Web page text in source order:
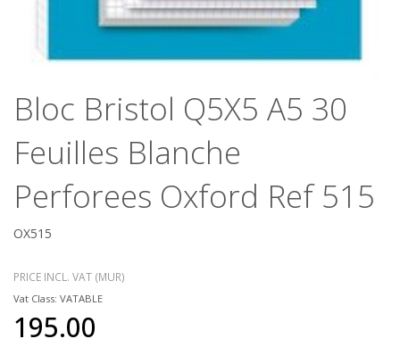
Bloc Bristol Q5X5 A5 30
Feuilles Blanche
Perforees Oxford Ref 515
OX515
PRICE INCL. VAT (MUR)
Vat Class: VATABLE
195.00